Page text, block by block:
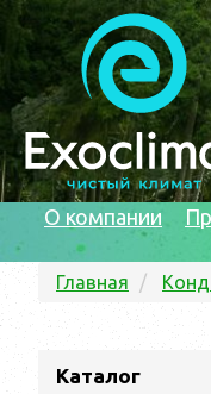
О компании
Главная
Каталог